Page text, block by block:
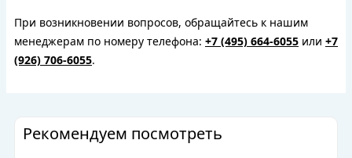
При возникновении вопросов, обращайтесь к нашим
менеджерам по номеру телефона: +7 (495) 664-6055 или +7
(926) 706-6055.
Рекомендуем посмотреть